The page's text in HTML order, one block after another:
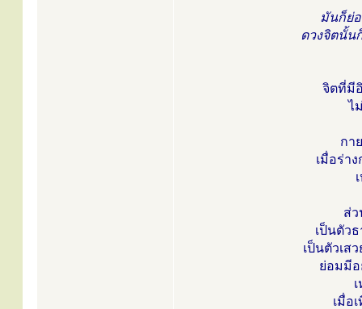
มันก็ย่
ดวงจิตนั้น
จิตที่มี
ไ
กา
เมื่อร่า
ส่
เป็นตัว
เป็นตัวเส
ย่อมมีอ
เมื่อ